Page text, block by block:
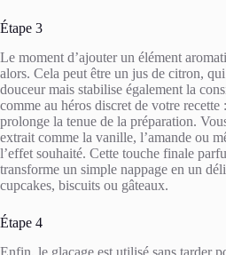
Étape 3
Le moment d’ajouter un élément
alors. Cela peut être un jus de citron,
douceur mais stabilise également la
comme au héros discret de votre
prolonge la tenue de la préparation.
extrait comme la vanille, l’amande ou
l’effet souhaité. Cette touche finale
transforme un simple nappage en un
cupcakes, biscuits ou gâteaux.
Étape 4
Enfin, le glaçage est utilisé sans tarder